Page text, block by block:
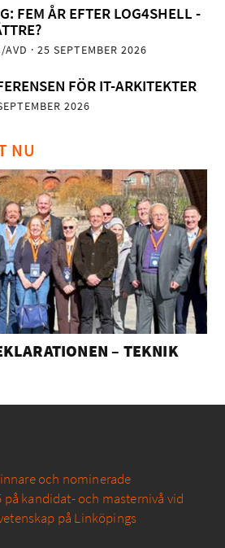
FEM ÅR EFTER LOG4SHELL -
AVD · 25 SEPTEMBER 2026
FÖR IT-ARKITEKTER
2026
NU
– TEKNIK
och nominerade
på kandidat- och masternivå vid
på Linköpings